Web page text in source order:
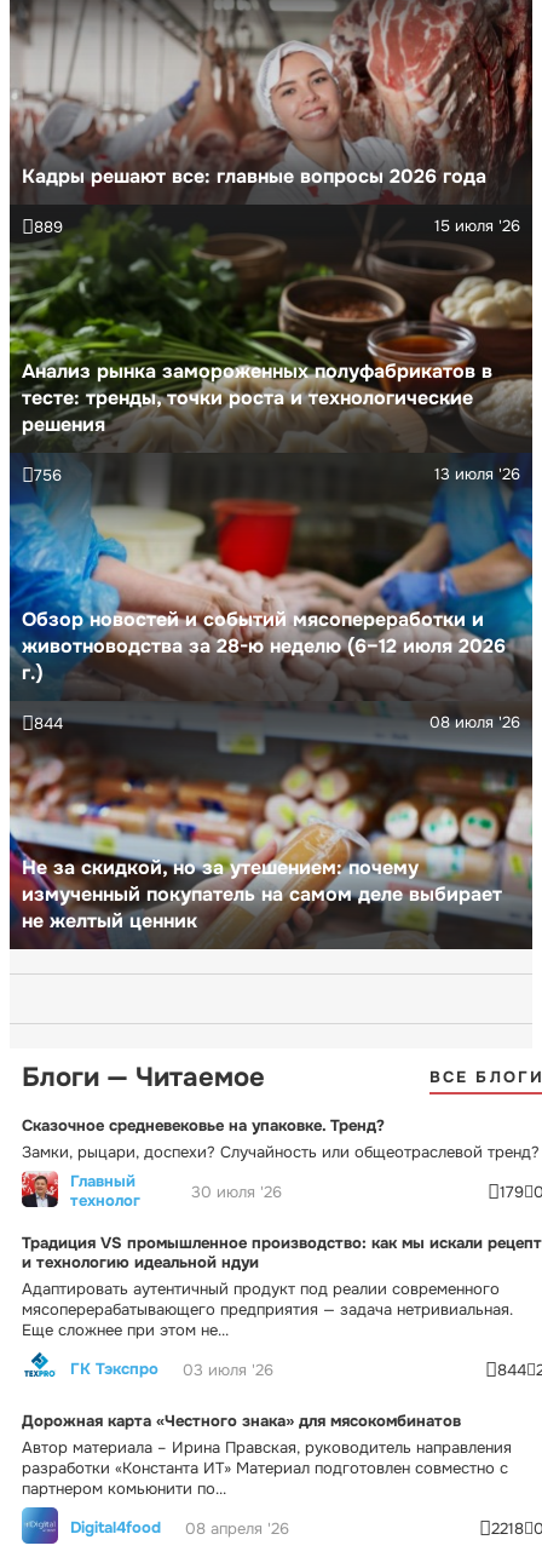
Кадры решают все: главные вопросы 2026 года
Анализ рынка замороженных полуфабрикатов в
тесте: тренды, точки роста и технологические
решения
15 июля '26
889
Обзор новостей и событий мясопереработки и
животноводства за 28-ю неделю (6–12 июля 2026
г.)
13 июля '26
756
Не за скидкой, но за утешением: почему
измученный покупатель на самом деле выбирает
не желтый ценник
08 июля '26
844
Блоги — Читаемое ВСЕ
Сказочное средневековье на упаковке. Тренд?
Замки, рыцари, доспехи? Случайность или общеотраслевой тренд?
Главный
технолог
30 июля '26 179
Традиция VS промышленное производство: как мы искали рецепт
и технологию идеальной ндуи
Адаптировать аутентичный продукт под реалии современного
мясоперерабатывающего предприятия — задача нетривиальная.
Еще сложнее при этом не...
ГК Тэкспро
03 июля '26 844
Дорожная карта «Честного знака» для мясокомбинатов
Автор материала – Ирина Правская, руководитель направления
разработки «Константа ИТ» Материал подготовлен совместно с
партнером комьюнити по...
Digital4food
08 апреля '26 2218